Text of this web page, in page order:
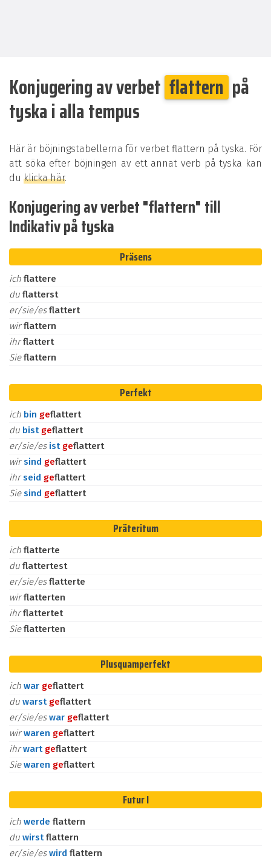
Konjugering av verbet flattern på
tyska i alla tempus
Här är böjningstabellerna för verbet flattern på tyska. För
att söka efter böjningen av ett annat verb på tyska kan
du klicka här.
Konjugering av verbet "flattern" till
Indikativ på tyska
Präsens
ich flattere
du flatterst
er/sie/esflattert
wirflattern
ihrflattert
Sieflattern
Perfekt
ich bin geflattert
du bist geflattert
er/sie/es ist geflattert
wirsind geflattert
ihrseid geflattert
Siesind geflattert
Präteritum
ich flatterte
du flattertest
er/sie/esflatterte
wirflatterten
ihrflattertet
Sieflatterten
Plusquamperfekt
ich war geflattert
du warst geflattert
er/sie/eswar geflattert
wirwaren geflattert
ihrwart geflattert
Siewaren geflattert
Futur I
ich werde flattern
du wirstflattern
er/sie/eswird flattern